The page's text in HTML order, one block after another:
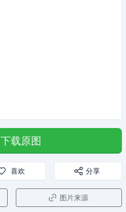
下载原图
喜欢 分享
图片来源